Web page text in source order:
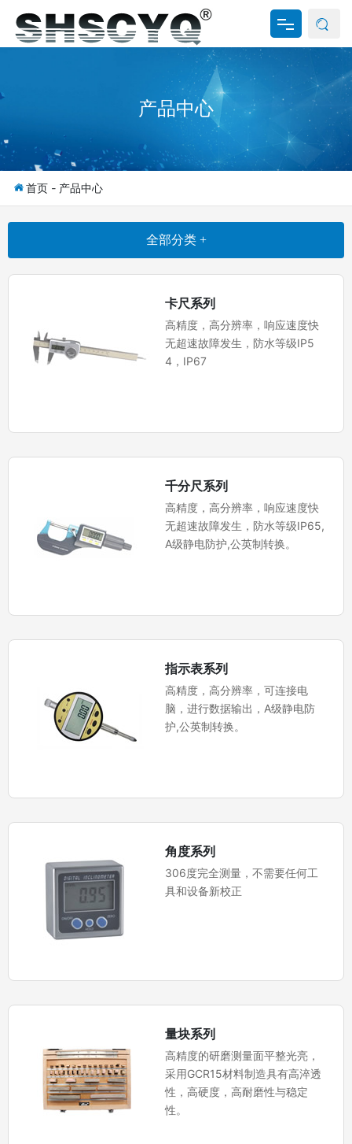
产品中心
新闻资讯
产品中心
首页 - 产品中心
全部分类 +
卡尺系列
高精度，高分辨率，响应速度快
无超速故障发生，防水等级IP5
4，IP67
千分尺系列
高精度，高分辨率，响应速度快
无超速故障发生，防水等级IP65,
A级静电防护,公英制转换。
指示表系列
高精度，高分辨率，可连接电
脑，进行数据输出，A级静电防
护,公英制转换。
角度系列
306度完全测量，不需要任何工
具和设备新校正
量块系列
高精度的研磨测量面平整光亮，
采用GCR15材料制造具有高淬透
性，高硬度，高耐磨性与稳定
性。